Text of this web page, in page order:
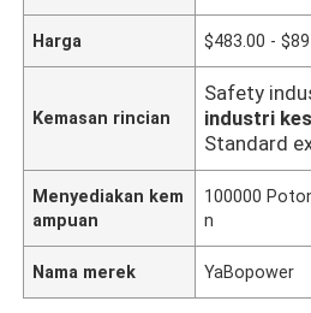
Harga $483.00 -
Kemasan rincian
Safety
industri
Standard
Menyediakan kem
ampuan
100000
n
Nama merek YaBopower